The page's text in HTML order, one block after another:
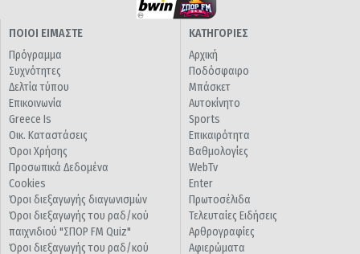
ΠΟΙΟΙ ΕΙΜΑΣΤΕ
Πρόγραμμα
Συχνότητες
Δελτία τύπου
Επικοινωνία
Greece Is
Οικ. Καταστάσεις
Όροι Χρήσης
Προσωπικά Δεδομένα
Cookies
Όροι διεξαγωγής διαγωνισμών
Όροι διεξαγωγής του ραδ/κού
παιχνιδιού "ΣΠΟΡ FM Quiz"
Όροι διεξαγωγής του ραδ/κού
ΚΑΤΗΓΟΡΙΕΣ
Αρχική
Ποδόσφαιρο
Μπάσκετ
Αυτοκίνητο
Sports
Επικαιρότητα
Βαθμολογίες
WebTv
Enter
Πρωτοσέλιδα
Τελευταίες Ειδήσεις
Αρθρογραφίες
Αφιερώματα